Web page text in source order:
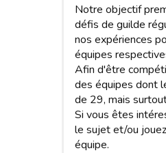
Notre objectif
défis de guilde
nos expériences
équipes
Afin d'être
des équipes dont
de 29, mais
Si vous êtes
le sujet et/ou
équipe.